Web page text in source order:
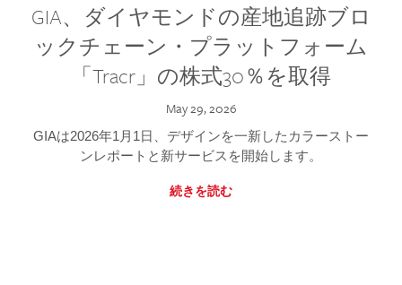
GIA、ダイヤモンドの産地追跡ブロ
ックチェーン・プラットフォーム
「Tracr」の株式30％を取得
May 29, 2026
GIAは2026年1月1日、デザインを一新したカラーストー
ンレポートと新サービスを開始します。
続きを読む